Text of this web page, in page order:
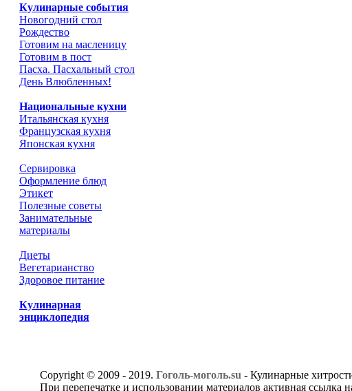
Кулинарные события
Новогодний стол
Рождество
Готовим на масленицу
Готовим в пост
Пасха. Пасхальный стол
День Влюбленных!
Национальные кухни
Итальянская кухня
Французская кухня
Японская кухня
Сервировка
Оформление блюд
Этикет
Полезные советы
Занимательные
материалы
Диеты
Вегетарианство
Здоровое питание
Кулинарная
энциклопедия
Copyright © 2009 - 2019. Гоголь-моголь.su - Кулинарные
При перепечатке и использовании материалов активная ссылка